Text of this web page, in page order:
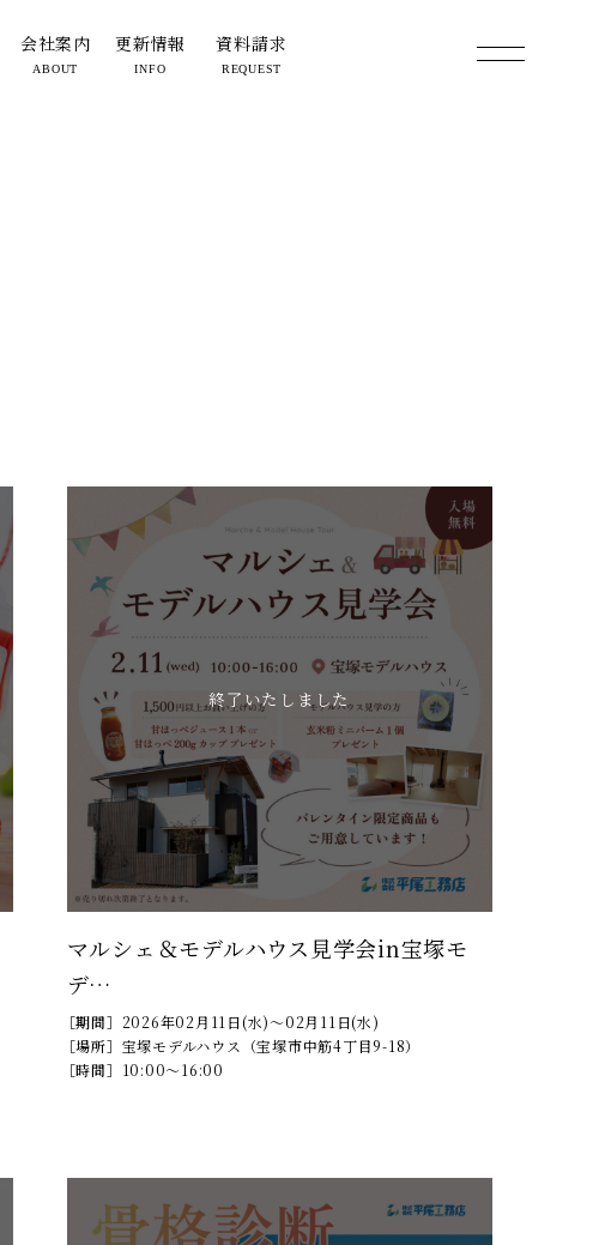
会社案内
ABOUT
更新情報
INFO
資料請求
REQUEST
終了いたしました
マルシェ＆モデルハウス見学会in宝塚モ
デ…
［期間］ 2026年02月11日(水)～02月11日(水)
［場所］ 宝塚モデルハウス（宝塚市中筋4丁目9-18）
［時間］ 10:00～16:00